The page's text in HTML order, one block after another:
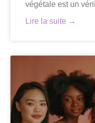
végétale est un
Lire la suite →